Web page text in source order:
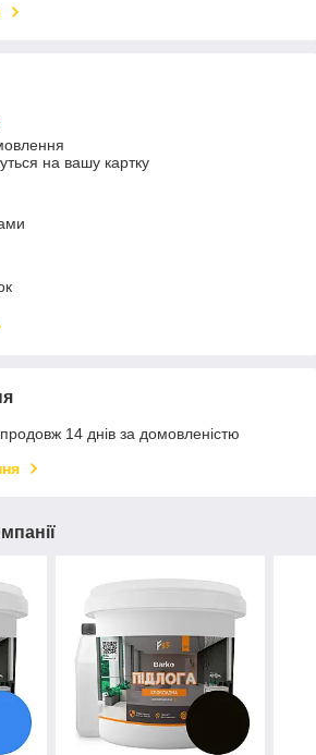
на вашу картку
14 днів за домовленістю